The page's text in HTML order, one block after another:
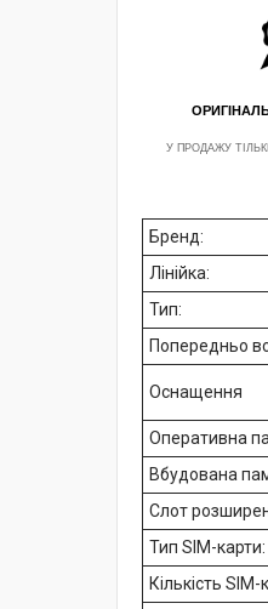
У ПРОДАЖУ
Бренд:
Лінійка:
Тип:
Попередньо
Оснащення
Оперативна
Вбудована
Слот
Тип SIM-карти:
Кількість SIM-